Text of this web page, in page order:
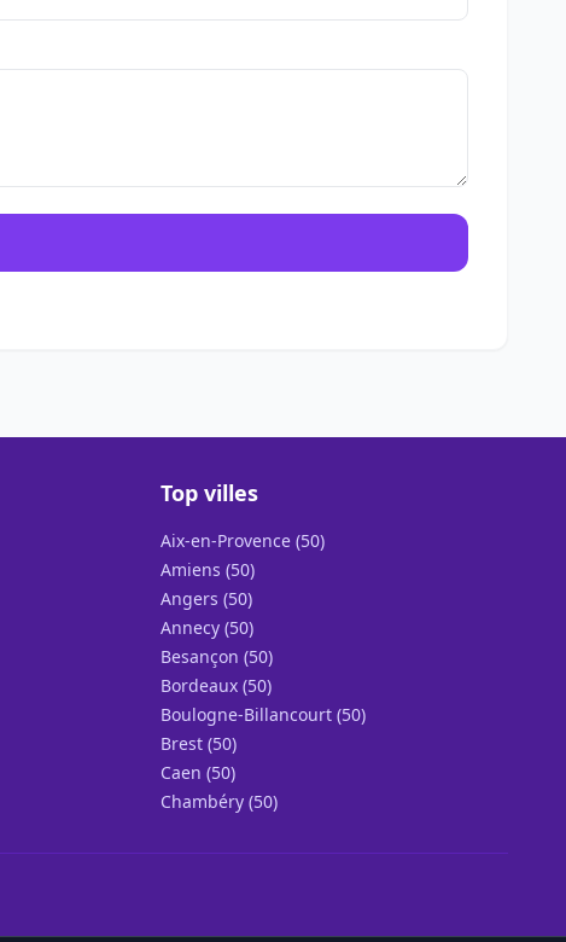
Top villes
Aix-en-Provence (50)
Amiens (50)
Angers (50)
Annecy (50)
Besançon (50)
Bordeaux (50)
Boulogne-Billancourt (50)
Brest (50)
Caen (50)
Chambéry (50)